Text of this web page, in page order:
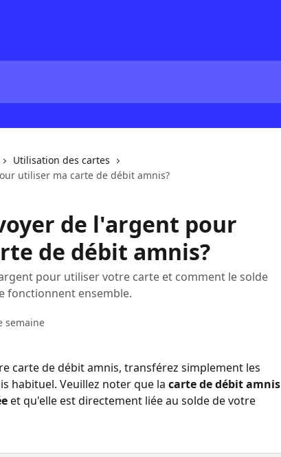
Utilisation des cartes
utiliser ma carte de débit amnis?
de l'argent pour
de débit amnis?
pour utiliser votre carte et comment le solde
fonctionnent ensemble.
semaine
carte de débit amnis, transférez simplement les
habituel. Veuillez noter que la carte de débit amnis
et qu'elle est directement liée au solde de votre